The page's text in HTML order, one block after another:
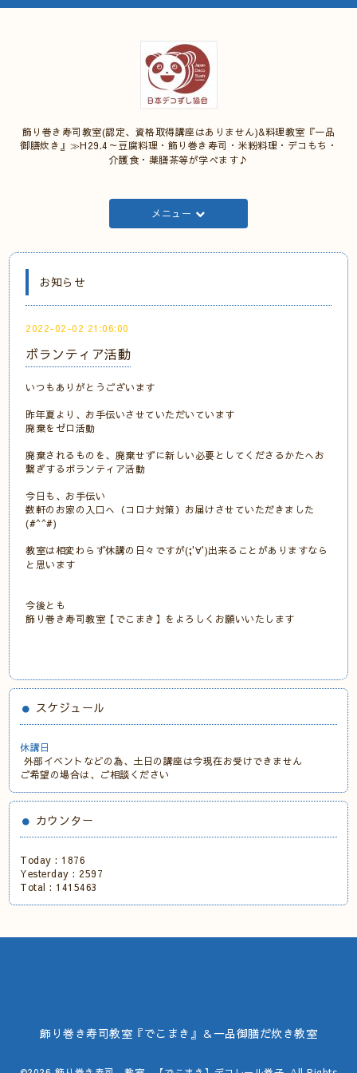
飾り巻き寿司教室(認定、資格取得講座はありません)&料理教室『一品
御膳炊き』≫H29.4～豆腐料理・飾り巻き寿司・米粉料理・デコもち・
介護食・薬膳茶等が学べます♪
メニュー
お知らせ
2022-02-02 21:06:00
ボランティア活動
いつもありがとうございます
昨年夏より、お手伝いさせていただいています
廃棄をゼロ活動
廃棄されるものを、廃棄せずに新しい必要としてくださるかたへお
繋ぎするボランティア活動
今日も、お手伝い
数軒のお家の入口へ（コロナ対策）お届けさせていただきました
(#^^#)
教室は相変わらず休講の日々ですが(;'∀')出来ることがありますなら
と思います
今後とも
飾り巻き寿司教室【でこまき】をよろしくお願いいたします
スケジュール
休講日
外部イベントなどの為、土日の講座は今現在お受けできません
ご希望の場合は、ご相談ください
カウンター
Today : 1876
Yesterday : 2597
Total : 1415463
飾り巻き寿司教室『でこまき』＆一品御膳だ炊き教室